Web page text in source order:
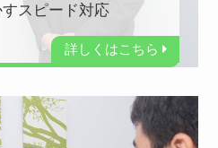
スピード対応
詳しくはこちら